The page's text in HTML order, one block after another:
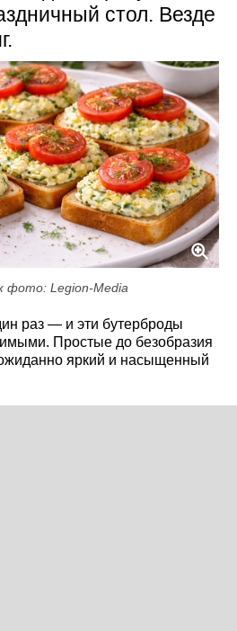
стол. Везде
фото: Legion-Media
раз — и эти бутерброды
Простые до безобразия
яркий и насыщенный